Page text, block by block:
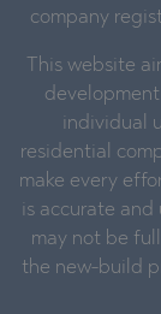
company
This website
individual
residential
make every
is accurate
may not be
the new-build